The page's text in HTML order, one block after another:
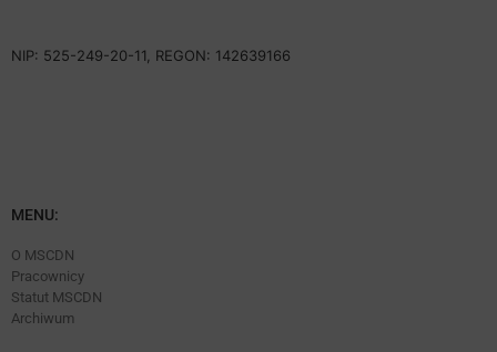
NIP: 525-249-20-11, REGON: 142639166
MENU:
O MSCDN
Pracownicy
Statut MSCDN
Archiwum